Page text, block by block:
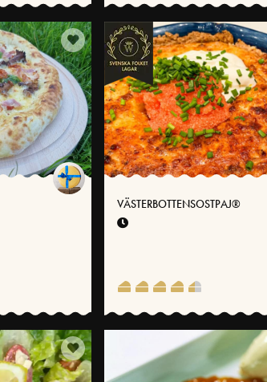
VÄSTERBOTTENSOSTPAJ®